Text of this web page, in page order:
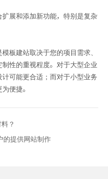
展和添加新功能，特别是复杂
板建站取决于您的项目需求、
性的重视程度。对于大型企业
可能更合适；而对于小型业务
便捷。
？
的提供网站制作